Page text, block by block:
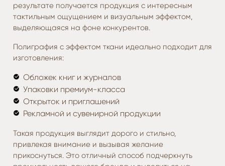
результате получается продукция с интересным
тактильным ощущением и визуальным эффектом,
выделяющаяся на фоне конкурентов.
Полиграфия с эффектом ткани идеально подходит для
изготовления:
Обложек книг и журналов
Упаковки премиум-класса
Открыток и приглашений
Рекламной и сувенирной продукции
Такая продукция выглядит дорого и стильно,
привлекая внимание и вызывая желание
прикоснуться. Это отличный способ подчеркнуть